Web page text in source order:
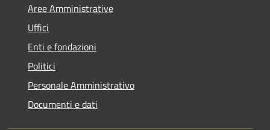
Aree Amministrative
Uffici
Enti e fondazioni
Politici
Personale Amministrativo
Documenti e dati